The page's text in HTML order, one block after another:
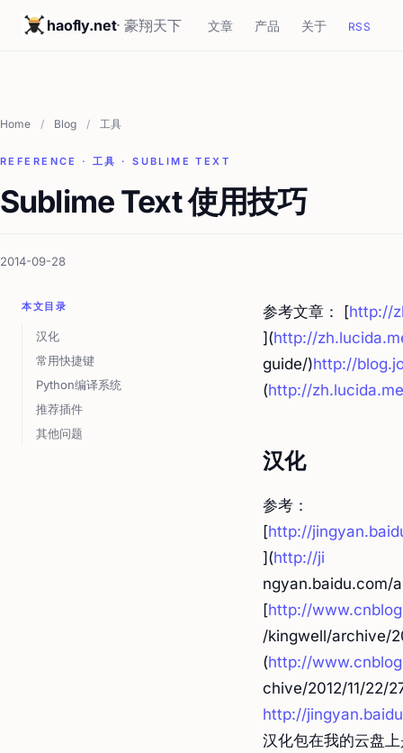
haofly.net· 豪翔天下 文章 产品 关于 RSS
Home / Blog / 工具
REFERENCE · 工具 · SUBLIME TEXT
Sublime Text 使用技巧
2014-09-28
本文目录
汉化
常用快捷键
Python编译系统
推荐插件
其他问题
参考文章： [http://
](http://
guide/)http://
(http://
汉化
参考：
[http://
](http://ji
ngyan.baidu.com/
[http://
/kingwell/archive/
(http://
chive/2012/11/22/
http://
汉化包在我的云盘